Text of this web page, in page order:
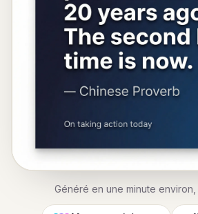
Généré en une minute